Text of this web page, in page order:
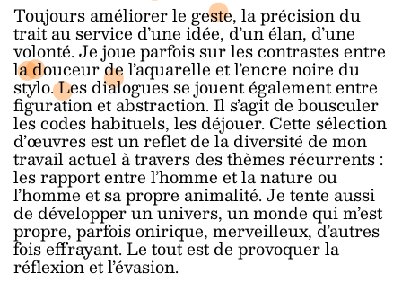
Toujours améliorer le geste, la précision du
trait au service d’une idée, d’un élan, d’une
volonté. Je joue parfois sur les contrastes entre
la douceur de l’aquarelle et l’encre noire du
stylo. Les dialogues se jouent également entre
figuration et abstraction. Il s’agit de bousculer
les codes habituels, les déjouer. Cette sélection
d’œuvres est un reflet de la diversité de mon
travail actuel à travers des thèmes récurrents :
les rapport entre l’homme et la nature ou
l’homme et sa propre animalité. Je tente aussi
de développer un univers, un monde qui m’est
propre, parfois onirique, merveilleux, d’autres
fois effrayant. Le tout est de provoquer la
réflexion et l’évasion.